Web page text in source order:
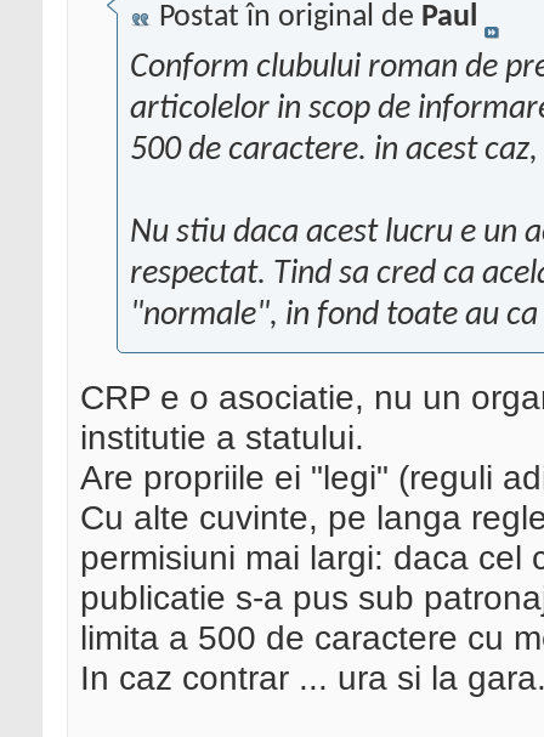
Postat în original de Paul
Conform clubului roman de
articolelor in scop de
500 de caractere. in acest
Nu stiu daca acest lucru e un
respectat. Tind sa cred ca
"normale", in fond toate au
CRP e o asociatie, nu un
institutie a statului.
Are propriile ei "legi" (reguli
Cu alte cuvinte, pe langa
permisiuni mai largi: daca cel
publicatie s-a pus sub
limita a 500 de caractere cu
In caz contrar ... ura si la